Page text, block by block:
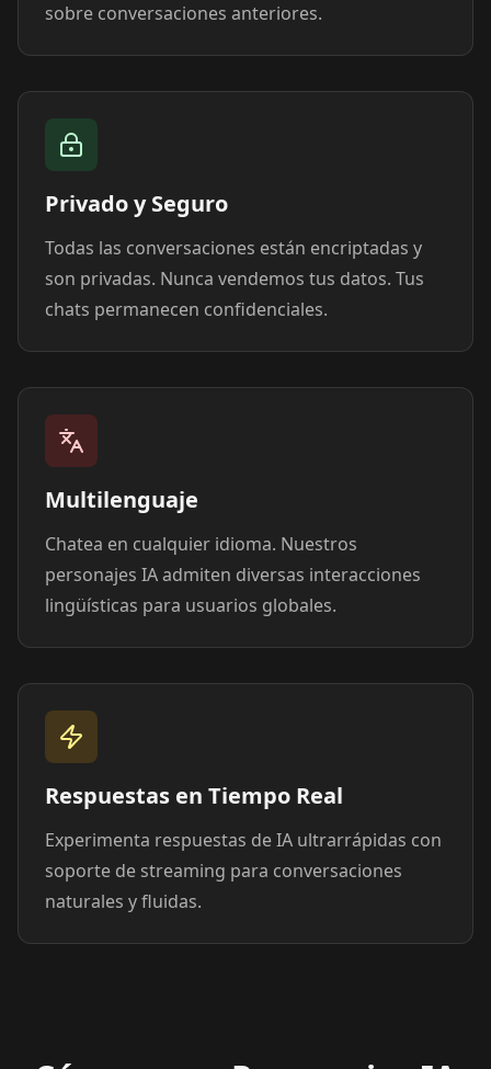
sobre conversaciones anteriores.
Privado y Seguro
Todas las conversaciones están encriptadas y
son privadas. Nunca vendemos tus datos. Tus
chats permanecen confidenciales.
Multilenguaje
Chatea en cualquier idioma. Nuestros
personajes IA admiten diversas interacciones
lingüísticas para usuarios globales.
Respuestas en Tiempo Real
Experimenta respuestas de IA ultrarrápidas con
soporte de streaming para conversaciones
naturales y fluidas.